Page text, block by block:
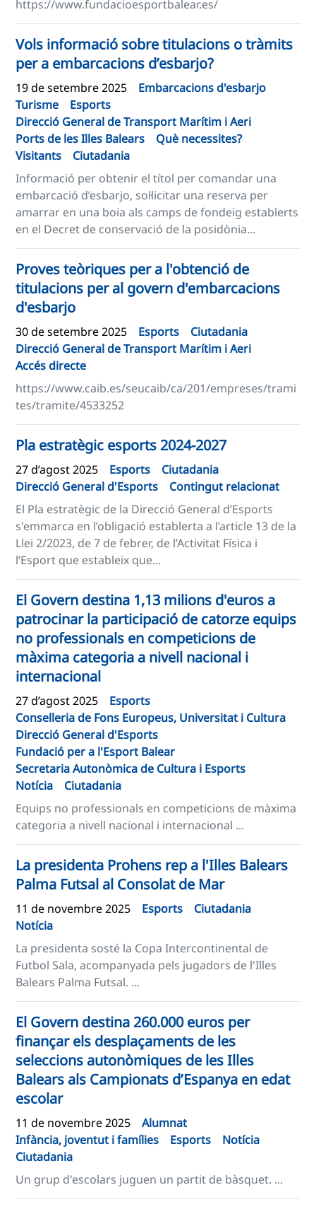
https://www.fundacioesportbalear.es/
Vols informació sobre titulacions o tràmits
per a embarcacions d’esbarjo?
19 de setembre 2025
Embarcacions d'esbarjo
Turisme
Esports
Direcció General de Transport Marítim i Aeri
Ports de les Illes Balears
Què necessites?
Visitants
Ciutadania
Informació per obtenir el títol per comandar una
embarcació d’esbarjo, sol·licitar una reserva per
amarrar en una boia als camps de fondeig establerts
en el Decret de conservació de la posidònia...
Proves teòriques per a l'obtenció de
titulacions per al govern d'embarcacions
d'esbarjo
30 de setembre 2025 Esports
Ciutadania
Direcció General de Transport Marítim i Aeri
Accés directe
https://www.caib.es/seucaib/ca/201/empreses/trami
tes/tramite/4533252
Pla estratègic esports 2024-2027
27 d’agost 2025 Esports
Ciutadania
Direcció General d'Esports
Contingut relacionat
El Pla estratègic de la Direcció General d’Esports
s'emmarca en l’obligació establerta a l’article 13 de la
Llei 2/2023, de 7 de febrer, de l’Activitat Física i
l’Esport que estableix que...
El Govern destina 1,13 milions d'euros a
patrocinar la participació de catorze equips
no professionals en competicions de
màxima categoria a nivell nacional i
internacional
27 d’agost 2025
Esports
Conselleria de Fons Europeus, Universitat i Cultura
Direcció General d'Esports
Fundació per a l'Esport Balear
Secretaria Autonòmica de Cultura i Esports
Notícia
Ciutadania
Equips no professionals en competicions de màxima
categoria a nivell nacional i internacional ...
La presidenta Prohens rep a l'Illes Balears
Palma Futsal al Consolat de Mar
11 de novembre 2025 Esports
Ciutadania
Notícia
La presidenta sosté la Copa Intercontinental de
Futbol Sala, acompanyada pels jugadors de l'Illes
Balears Palma Futsal. ...
El Govern destina 260.000 euros per
finançar els desplaçaments de les
seleccions autonòmiques de les Illes
Balears als Campionats d’Espanya en edat
escolar
11 de novembre 2025
Alumnat
Infància, joventut i famílies
Esports
Notícia
Ciutadania
Un grup d'escolars juguen un partit de bàsquet. ...